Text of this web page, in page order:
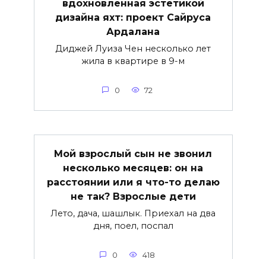
вдохновленная эстетикой
дизайна яхт: проект Сайруса
Ардалана
Диджей Луиза Чен несколько лет
жила в квартире в 9-м
0 72
Мой взрослый сын не звонил
несколько месяцев: он на
расстоянии или я что-то делаю
не так? Взрослые дети
Лето, дача, шашлык. Приехал на два
дня, поел, поспал
0 418